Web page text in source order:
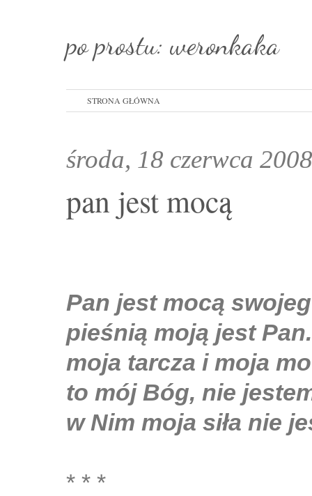
po prostu: weronkaka
STRONA GŁÓWNA
środa, 18 czerwca 2008
pan jest mocą
Pan jest mocą
pieśnią moją jest Pan.
moja tarcza i moja
to mój Bóg, nie
w Nim moja siła nie
* * *